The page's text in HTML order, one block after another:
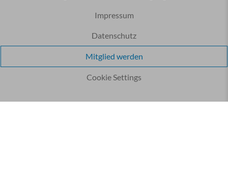
Impressum
Datenschutz
Mitglied werden
Cookie Settings